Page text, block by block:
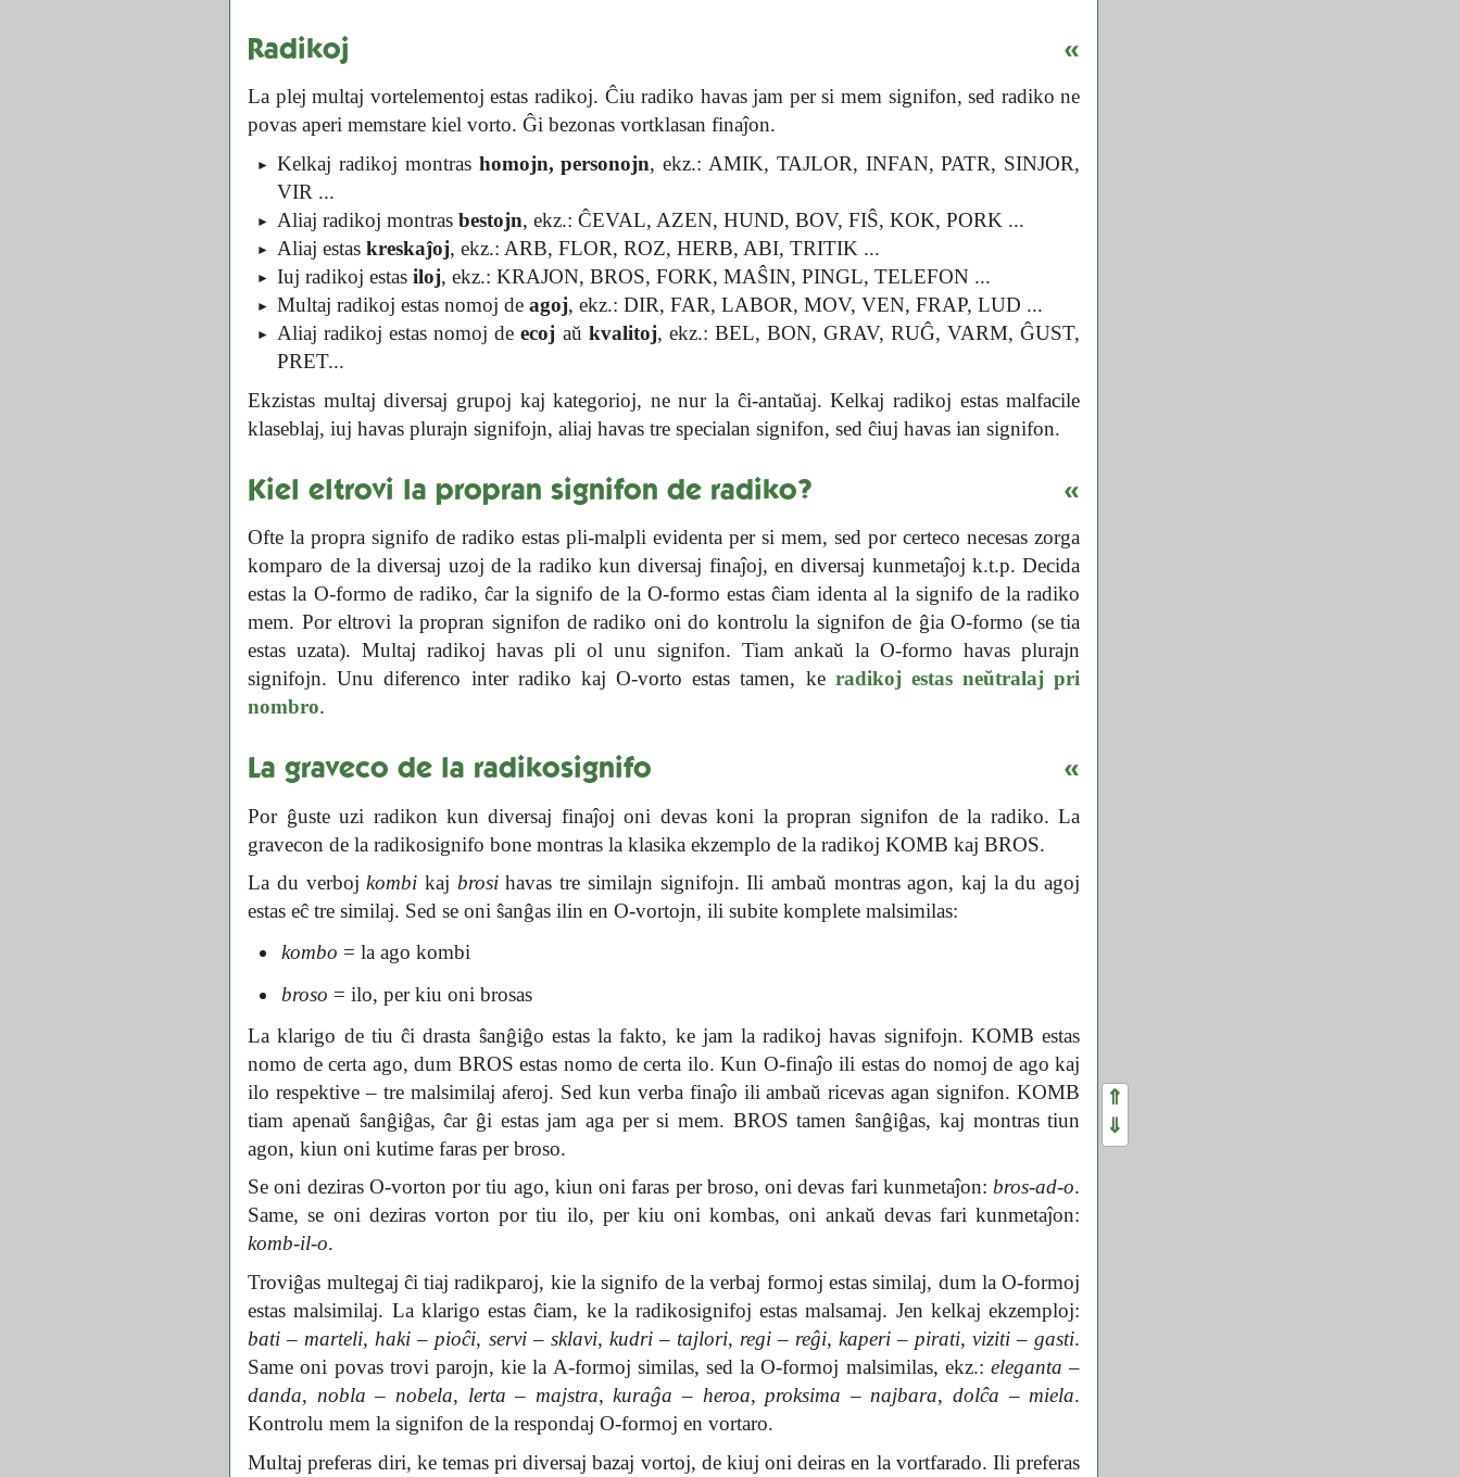
Radikoj «
La plej multaj vortelementoj estas radikoj. Ĉiu radiko havas jam per si mem signifon, sed radiko ne
povas aperi memstare kiel vorto. Ĝi bezonas vortklasan finaĵon.
Kelkaj radikoj montras homojn, personojn, ekz.: AMIK, TAJLOR, INFAN, PATR, SINJOR,
VIR ...
Aliaj radikoj montrasbestojn, ekz.: ĈEVAL, AZEN, HUND, BOV, FIŜ, KOK, PORK ...
Aliaj estaskreskaĵoj, ekz.: ARB, FLOR, ROZ, HERB, ABI, TRITIK ...
Iuj radikoj estasiloj, ekz.: KRAJON, BROS, FORK, MAŜIN, PINGL, TELEFON ...
Multaj radikoj estas nomoj deagoj, ekz.: DIR, FAR, LABOR, MOV, VEN, FRAP, LUD ...
Aliaj radikoj estas nomoj deecoj aŭ kvalitoj, ekz.: BEL, BON, GRAV, RUĜ, VARM, ĜUST,
PRET...
Ekzistas multaj diversaj grupoj kaj kategorioj, ne nur la ĉi-antaŭaj. Kelkaj radikoj estas malfacile
klaseblaj, iuj havas plurajn signifojn, aliaj havas tre specialan signifon, sed ĉiuj havas ian signifon.
Kiel eltrovi la propran signifon de radiko? «
Ofte la propra signifo de radiko estas pli-malpli evidenta per si mem, sed por certeco necesas zorga
komparo de la diversaj uzoj de la radiko kun diversaj finaĵoj, en diversaj kunmetaĵoj k.t.p. Decida
estas la O-formo de radiko, ĉar la signifo de la O-formo estas ĉiam identa al la signifo de la radiko
mem. Por eltrovi la propran signifon de radiko oni do kontrolu la signifon de ĝia O-formo (se tia
estas uzata). Multaj radikoj havas pli ol unu signifon. Tiam ankaŭ la O-formo havas plurajn
signifojn. Unu diferenco inter radiko kaj O-vorto estas tamen, ke radikoj estas neŭtralaj pri
nombro.
La graveco de la radikosignifo «
Por ĝuste uzi radikon kun diversaj finaĵoj oni devas koni la propran signifon de la radiko. La
gravecon de la radikosignifo bone montras la klasika ekzemplo de la radikoj KOMB kaj BROS.
La du verbojkombi kaj brosihavas tre similajn signifojn. Ili ambaŭ montras agon, kaj la du agoj
estas eĉ tre similaj. Sed se oni ŝanĝas ilin en O-vortojn, ili subite komplete malsimilas:
kombo = la ago kombi
broso = ilo, per kiu oni brosas
La klarigo de tiu ĉi drasta ŝanĝiĝo estas la fakto, ke jam la radikoj havas signifojn. KOMB estas
nomo de certa ago, dum BROS estas nomo de certa ilo. Kun O-finaĵo ili estas do nomoj de ago kaj
ilo respektive – tre malsimilaj aferoj. Sed kun verba finaĵo ili ambaŭ ricevas agan signifon. KOMB
tiam apenaŭ ŝanĝiĝas, ĉar ĝi estas jam aga per si mem. BROS tamen ŝanĝiĝas, kaj montras tiun
agon, kiun oni kutime faras per broso.
Se oni deziras O-vorton por tiu ago, kiun oni faras per broso, oni devas fari kunmetaĵon:bros-ad-o.
Same, se oni deziras vorton por tiu ilo, per kiu oni kombas, oni ankaŭ devas fari kunmetaĵon:
komb-il-o.
Troviĝas multegaj ĉi tiaj radikparoj, kie la signifo de la verbaj formoj estas similaj, dum la O-formoj
estas malsimilaj. La klarigo estas ĉiam, ke la radikosignifoj estas malsamaj. Jen kelkaj ekzemploj:
bati – marteli, haki – pioĉi, servi– sklavi, kudri– tajlori, regi– reĝi,kaperi – pirati,viziti –gasti.
Same oni povas trovi parojn, kie la A-formoj similas, sed la O-formoj malsimilas, ekz.: eleganta –
danda, nobla – nobela, lerta – majstra,kuraĝa – heroa, proksima – najbara,dolĉa – miela.
Kontrolu mem la signifon de la respondaj O-formoj en vortaro.
Multaj preferas diri, ke temas pri diversaj bazaj vortoj, de kiuj oni deiras en la vortfarado. Ili preferas
⇑
⇓